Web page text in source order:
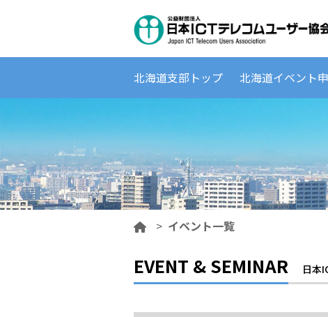
北海道支部トップ 北海道イベント
> イベント一覧
EVENT & SEMINAR 日本